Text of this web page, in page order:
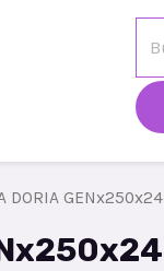
DORIA GENx250x24